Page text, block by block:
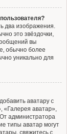
два изображения.
это звёздочки,
вы
обычно более
уникально для
аватару с
«Галерея аватар»,
администратора
типы аватар могут
свяжитесь с